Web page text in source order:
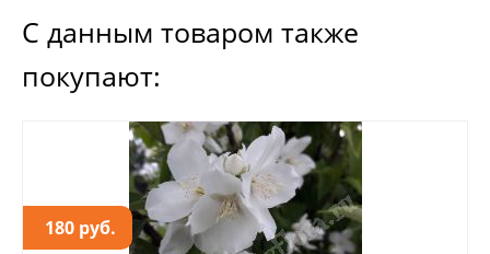
С данным товаром также
покупают:
180 руб.